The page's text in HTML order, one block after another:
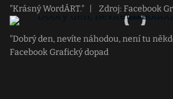
"Krásný WordÁRT." Zdroj: Facebook
"Dobrý den, nevíte náhodou, není tu
Facebook Grafický dopad